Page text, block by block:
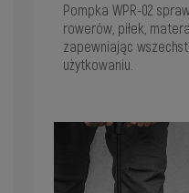
Pompka WPR-02
rowerów, piłek,
zapewniając
użytkowaniu.